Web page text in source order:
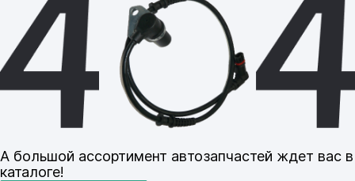
А большой ассортимент автозапчастей ждет вас в
каталоге!